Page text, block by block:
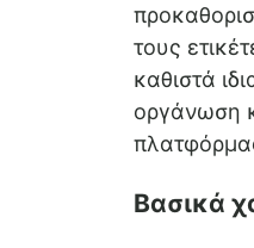
τους
καθιστά
οργάνωση
Βασικά